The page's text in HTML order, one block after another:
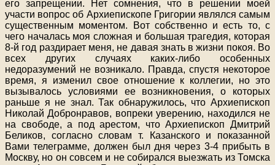
его запрещении. Нет сомнения, что в решении моей
участи вопрос об Архиепископе Григории являлся самым
существенным моментом. Вот собственно и есть то, с
чего началась моя сложная и большая трагедия, которая
8-й год раздирает меня, не давая знать в жизни покоя. Во
всех других случаях каких-либо особенных
недоразумений не возникало. Правда, спустя некоторое
время, я изменил свое отношение к коллегии, но это
вызывалось условиями ее возникновения, о которых
раньше я не знал. Так обнаружилось, что Архиепископ
Николай Добронравов, вопреки уверению, находился не
на свободе, а под арестом, что Архиепископ Дмитрий
Беликов, согласно словам т. Казанского и показанной
Вами телеграмме, должен был дня через 3-4 прибыть в
Москву, но он совсем и не собирался выезжать из Томска